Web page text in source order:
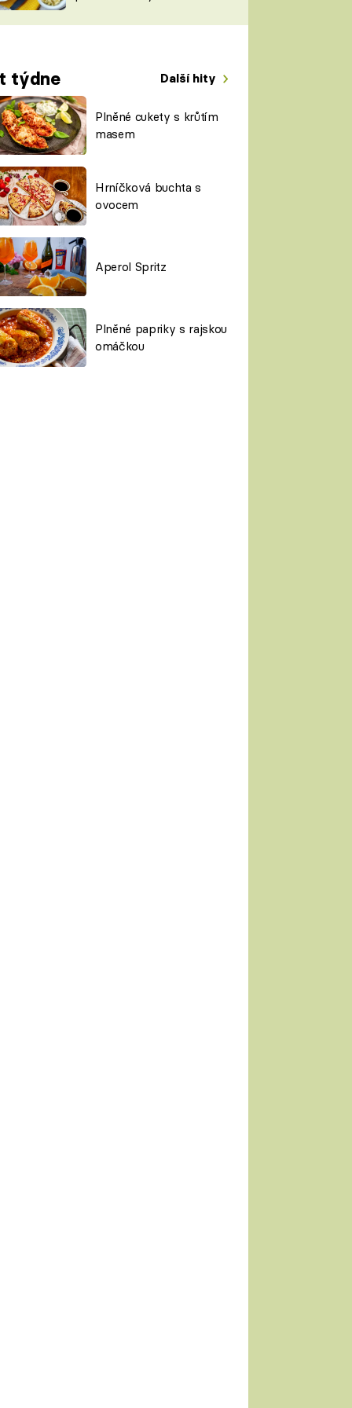
týdne Další hity
Plněné cukety s krůtím
masem
Hrníčková buchta s
ovocem
Aperol Spritz
Plněné papriky s rajskou
omáčkou